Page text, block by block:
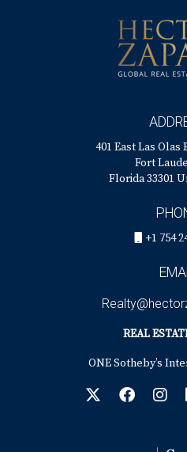
401 East Las Olas
Fort
Florida 33301
+1 754
REAL
ONE Sotheby’s